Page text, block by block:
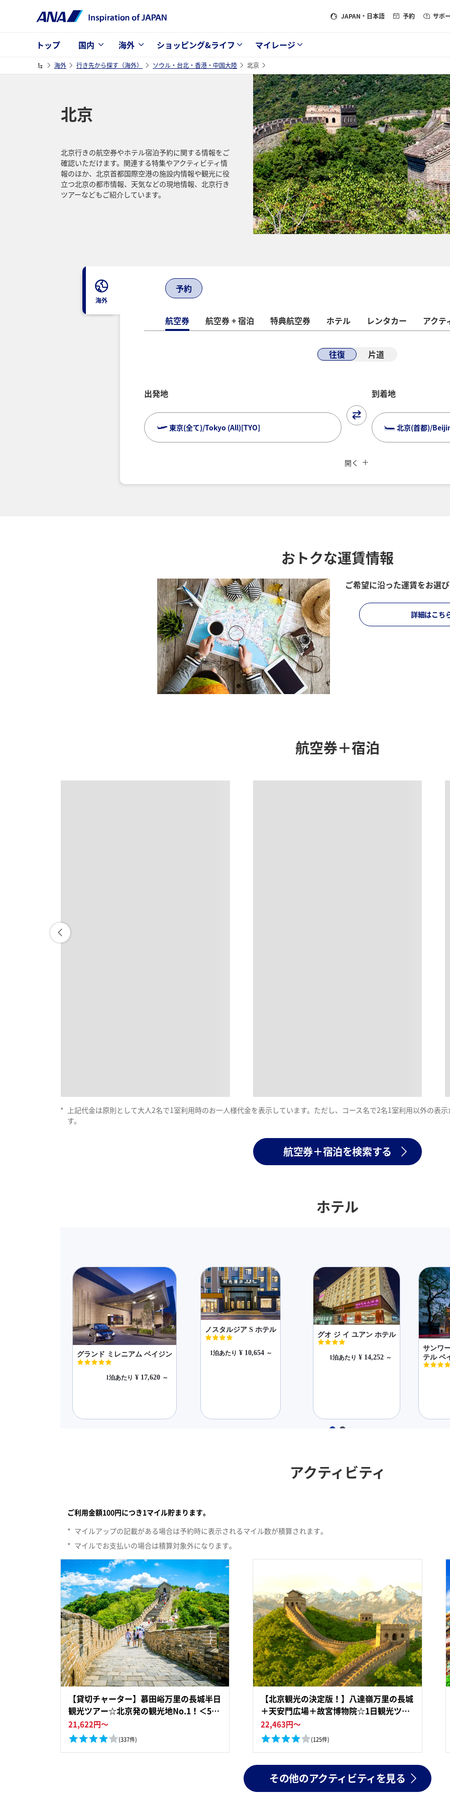
JAPAN ・日本語 予約 サポ
トップ 国内 海外 ショッピング&ライフ マイレージ
海外 行き先から探す（海外） ソウル・台北・香港・中国大陸 北京
北京
北京行きの航空券やホテル宿泊予約に関する情報をご
確認いただけます。関連する特集やアクティビティ情
報のほか、北京首都国際空港の施設内情報や観光に役
立つ北京の都市情報、天気などの現地情報、北京行き
ツアーなどもご紹介しています。
海外
予約
航空券 航空券 + 宿泊 特典航空券 ホテル レンタカー アクテ
往復 片道
出発地
東京(全て)/Tokyo (All)[TYO]
到着地
北京(首都)/
時間帯指定なし
経由地および乗り継ぎ所要時間を追加する
日付を選択
1人
前後3日の運賃を検索
航空保険特別料金、その他の各種税金、料金などが含まれます。発
開く
おトクな運賃情報
ご希望に沿った運賃をお選び
詳細はこち
航空券＋宿泊
*
上記代金は原則として大人2名で1室利用時のお一人様代金を表示しています。ただし、コース名で2名1室利用以外の表
す。
航空券＋宿泊を検索する
ホテル
アクティビティ
ご利用金額100円につき1マイル貯まります。
* マイルアップの記載がある場合は予約時に表示されるマイル数が積算されます。
* マイルでお支払いの場合は積算対象外になります。
【貸切チャーター】慕田峪万里の長城半日
観光ツアー☆北京発の観光地No.1！＜5時
間／高速代＆駐車場代込／ホテル送迎＞ *
車1台あたり料金
21,622円～
(337件)
【北京観光の決定版！】八達嶺万里の長城
＋天安門広場＋故宮博物院☆1日観光ツア
ー＜混載／四川料理ランチ付き／日本語ガ
イド／ホテル送迎＞
22,463円～
(125件)
その他のアクティビティを見る